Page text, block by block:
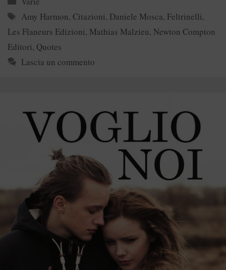
Tag
Amy Harmon,Citazioni, Daniele Mosca, Feltrinelli,
Les Flaneurs Edizioni, Mathias Malzieu, Newton Compton
Editori, Quotes
Lascia un commento